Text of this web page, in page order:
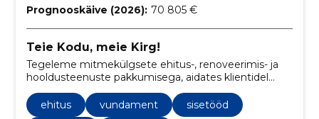
Prognooskäive (2026): 70 805 €
Teie Kodu, meie Kirg!
Tegeleme mitmekülgsete ehitus-, renoveerimis- ja
hooldusteenuste pakkumisega, aidates klientidel
oma kodud ja ärihooned unistuste paikadeks muuta.
ehitus
vundament
sisetööd